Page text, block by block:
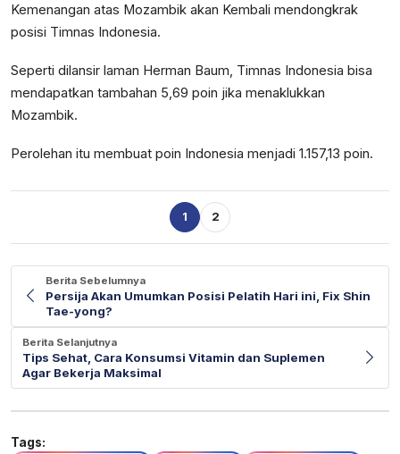
Kemenangan atas Mozambik akan Kembali mendongkrak
posisi Timnas Indonesia.
Seperti dilansir laman Herman Baum, Timnas Indonesia bisa
mendapatkan tambahan 5,69 poin jika menaklukkan
Mozambik.
Perolehan itu membuat poin Indonesia menjadi 1.157,13 poin.
1 2
Berita Sebelumnya
Persija Akan Umumkan Posisi Pelatih Hari ini, Fix Shin
Tae-yong?
Berita Selanjutnya
Tips Sehat, Cara Konsumsi Vitamin dan Suplemen
Agar Bekerja Maksimal
Tags: